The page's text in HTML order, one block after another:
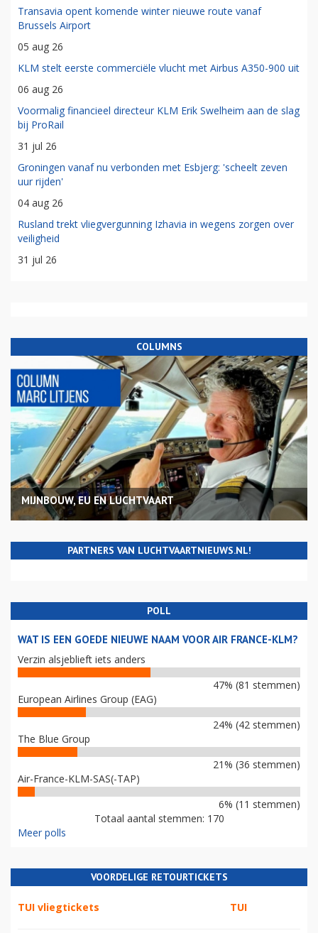
Transavia opent komende winter nieuwe route vanaf
Brussels Airport
05 aug 26
KLM stelt eerste commerciële vlucht met Airbus A350-900 uit
06 aug 26
Voormalig financieel directeur KLM Erik Swelheim aan de slag
bij ProRail
31 jul 26
Groningen vanaf nu verbonden met Esbjerg: 'scheelt zeven
uur rijden'
04 aug 26
Rusland trekt vliegvergunning Izhavia in wegens zorgen over
veiligheid
31 jul 26
COLUMNS
MIJNBOUW, EU EN LUCHTVAART
PARTNERS VAN LUCHTVAARTNIEUWS.NL!
POLL
WAT IS EEN GOEDE NIEUWE NAAM VOOR AIR FRANCE-KLM?
Verzin alsjeblieft iets anders
47% (81 stemmen)
European Airlines Group (EAG)
24% (42 stemmen)
The Blue Group
21% (36 stemmen)
Air-France-KLM-SAS(-TAP)
6% (11 stemmen)
Totaal aantal stemmen: 170
Meer polls
VOORDELIGE RETOURTICKETS
TUI vliegtickets TUI